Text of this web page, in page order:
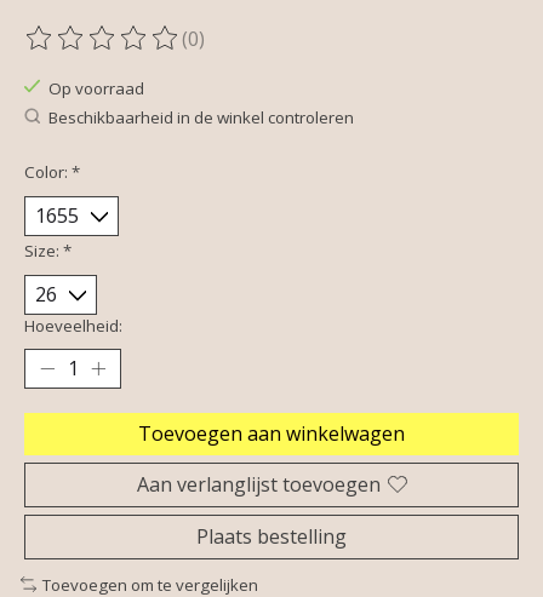
De beoordeling van dit product is
(0)
Op voorraad
Beschikbaarheid in de winkel controleren
Color: *
Size: *
Hoeveelheid:
Toevoegen aan winkelwagen
Aan verlanglijst toevoegen
Plaats bestelling
Toevoegen om te vergelijken